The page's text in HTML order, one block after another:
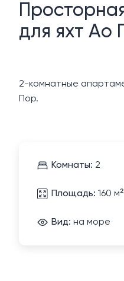
для яхт Ао
2-комнатные
Пор.
Комнаты: 2
Площадь: 160 м²
Вид: на море